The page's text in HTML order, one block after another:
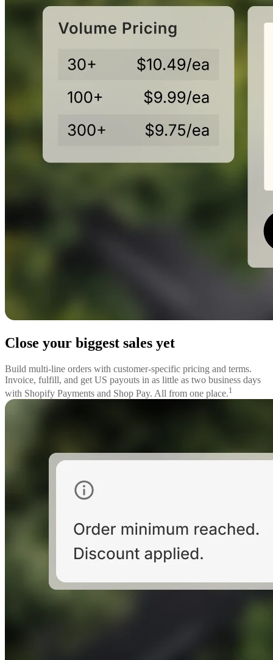
Close your biggest sales yet
Build multi-line orders with customer-specific pricing and terms.
Invoice, fulfill, and get US payouts in as little as two business days
with Shopify Payments and Shop Pay. All from one place.1